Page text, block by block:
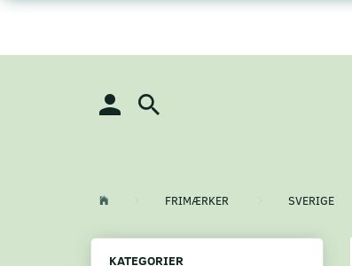
FRIMÆRKER SVERIGE
KATEGORIER